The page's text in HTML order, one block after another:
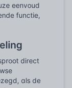
eenvoud
functie,
direct
als de